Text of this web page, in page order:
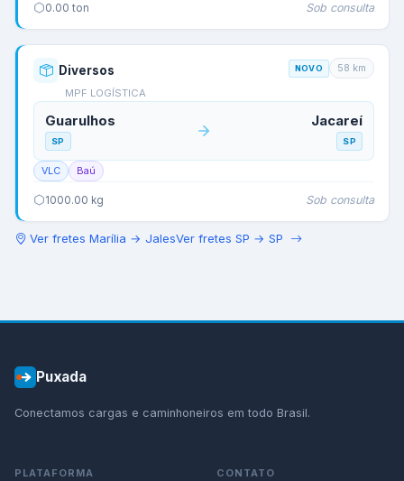
0.00 ton Sob consulta
Diversos
MPF LOGÍSTICA
NOVO 58 km
Guarulhos
SP
Jacareí
SP
VLC Baú
1000.00 kg Sob consulta
Ver fretes Marília → JalesVer fretes SP → SP
Puxada
Conectamos cargas e caminhoneiros em todo Brasil.
PLATAFORMA CONTATO